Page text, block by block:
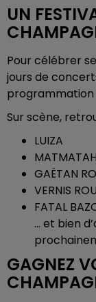
UN
Pour célébrer
jours de
programmation
Sur scène,
LUIZA
MATMATAH
GAËTAN
VERNIS
FATAL
… et bien
GAGNEZ